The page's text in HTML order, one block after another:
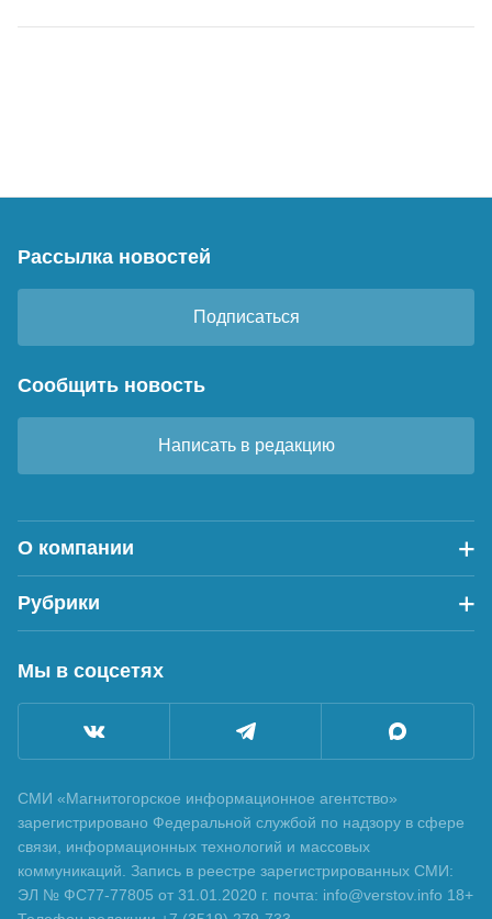
Рассылка новостей
Подписаться
Сообщить новость
Написать в редакцию
О компании
Рубрики
Мы в соцсетях
СМИ «Магнитогорское информационное агентство»
зарегистрировано Федеральной службой по надзору в сфере
связи, информационных технологий и массовых
коммуникаций. Запись в реестре зарегистрированных СМИ:
ЭЛ № ФС77-77805 от 31.01.2020 г. почта: info@verstov.info 18+